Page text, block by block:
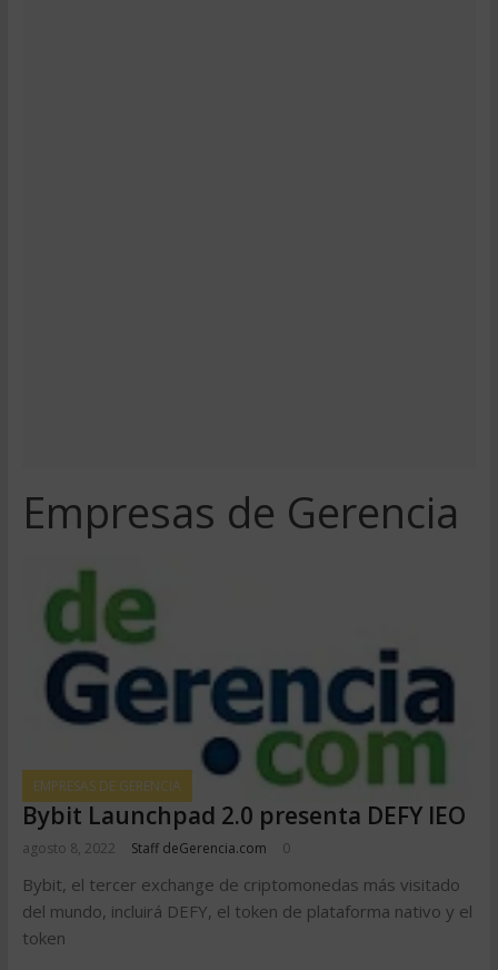
Empresas de Gerencia
EMPRESAS DE GERENCIA
Bybit Launchpad 2.0 presenta DEFY IEO
agosto 8, 2022 Staff deGerencia.com 0
Bybit, el tercer exchange de criptomonedas más visitado
del mundo, incluirá DEFY, el token de plataforma nativo y el
token